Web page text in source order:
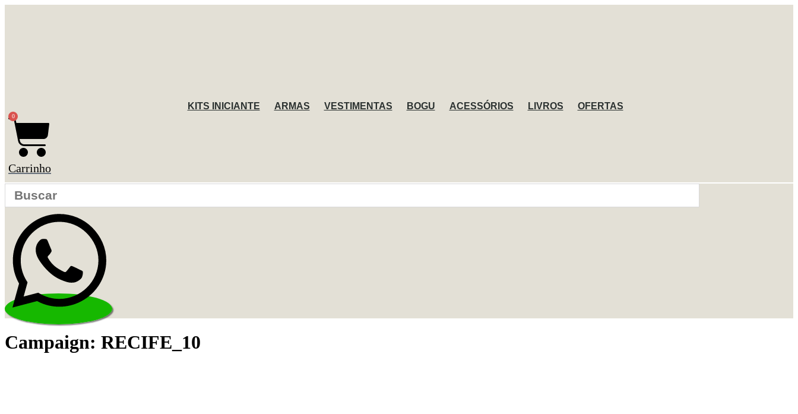
KITS INICIANTE ARMAS VESTIMENTAS BOGU ACESSÓRIOS LIVROS OFERTAS
0
Carrinho
Campaign: RECIFE_10